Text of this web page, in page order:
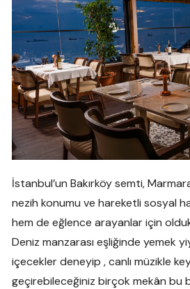
İstanbul’un Bakırköy semti,
nezih konumu ve hareketli sosyal
hem de eğlence arayanlar için
Deniz manzarası eşliğinde yemek
içecekler deneyip , canlı müzikle
geçirebileceğiniz birçok mekân bu